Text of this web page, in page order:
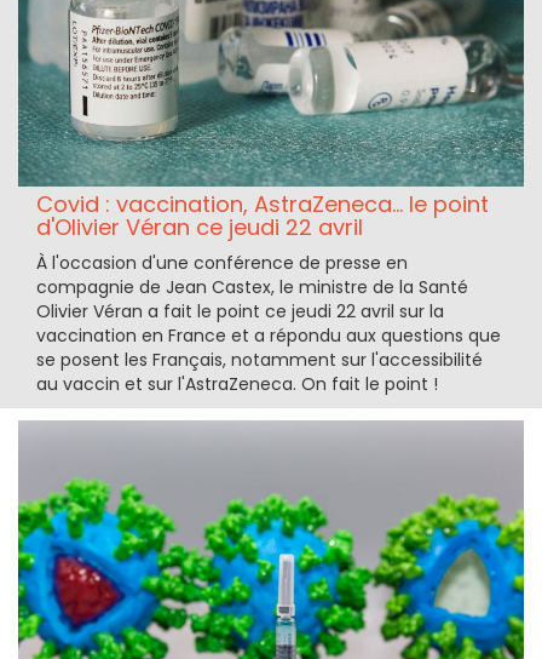
Covid : vaccination, AstraZeneca... le point
d'Olivier Véran ce jeudi 22 avril
À l'occasion d'une conférence de presse en
compagnie de Jean Castex, le ministre de la Santé
Olivier Véran a fait le point ce jeudi 22 avril sur la
vaccination en France et a répondu aux questions que
se posent les Français, notamment sur l'accessibilité
au vaccin et sur l'AstraZeneca. On fait le point !